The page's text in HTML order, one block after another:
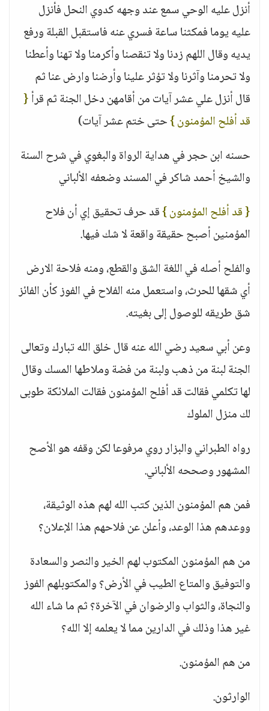
أنزل عليه الوحي سمع عند وجهه كدوي النحل فأنزل
عليه يوما فمكثنا ساعة فسري عنه فاستقبل القبلة ورفع
يديه وقال اللهم زدنا ولا تنقصنا وأكرمنا ولا تهنا وأعطنا
ولا تحرمنا وآثرنا ولا تؤثر علينا وأرضنا وارض عنا ثم
قال أنزل علي عشر آيات من أقامهن دخل الجنة ثم قرأ{
قد أفلح المؤمنون }حتى ختم عشر آيات)
حسنه ابن حجر في هداية الرواة والبغوي في شرح السنة
والشيخ أحمد شاكر في المسند وضعفه الألباني
{ قد أفلح المؤمنون }قد حرف تحقيق إي أن فلاح
المؤمنين أصبح حقيقة واقعة لا شك فيها.
والفلح أصله في اللغة الشق والقطع، ومنه فلاحة الارض
أي شقها للحرث، واستعمل منه الفلاح في الفوز كأن الفائز
شق طريقه للوصول إلى بغيته.
وعن أبي سعيد رضي الله عنه قال خلق الله تبارك وتعالى
الجنة لبنة من ذهب ولبنة من فضة وملاطها المسك وقال
لها تكلمي فقالت قد أفلح المؤمنون فقالت الملائكة طوبى
لك منزل الملوك
رواه الطبراني والبزار روي مرفوعا لكن وقفه هو الأصح
المشهور وصححه الألباني.
فمن هم المؤمنون الذين كتب الله لهم هذه الوثيقة،
ووعدهم هذا الوعد، وأعلن عن فلاحهم هذا الإعلان؟
من هم المؤمنون المكتوب لهم الخير والنصر والسعادة
والتوفيق والمتاع الطيب في الأرض؟ والمكتوبلهم الفوز
والنجاة، والثواب والرضوان في الآخرة؟ ثم ما شاء الله
غير هذا وذلك في الدارين مما لا يعلمه إلا الله؟
من هم المؤمنون.
الوارثون.